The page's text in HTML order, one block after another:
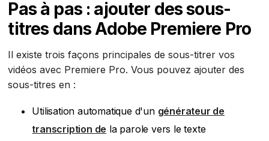
Pas à pas : ajouter des sous-
titres dans Adobe Premiere Pro
Il existe trois façons principales de sous-titrer vos
vidéos avec Premiere Pro. Vous pouvez ajouter des
sous-titres en :
Utilisation automatique d'un générateur de
transcription de la parole vers le texte